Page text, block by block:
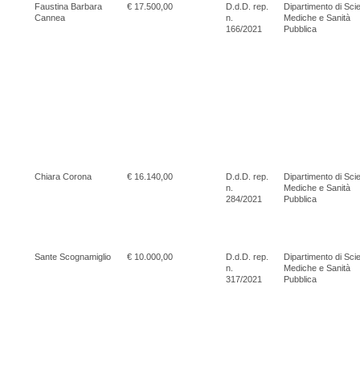
Faustina Barbara
Cannea
€ 17.500,00
D.d.D. rep.
n.
166/2021
Dipartimento di
Mediche e Sanità
Pubblica
Chiara Corona € 16.140,00
D.d.D. rep.
n.
284/2021
Dipartimento di
Mediche e Sanità
Pubblica
Sante Scognamiglio € 10.000,00
D.d.D. rep.
n.
317/2021
Dipartimento di
Mediche e Sanità
Pubblica